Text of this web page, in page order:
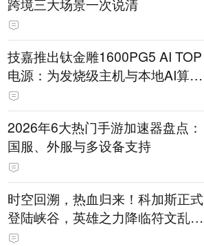
技嘉推出钛金雕1600PG5 AI TOP
电源：为发烧级主机与本地AI算力
打造旗舰供电方案
2026年6大热门手游加速器盘点：
国服、外服与多设备支持
时空回溯，热血归来！科加斯正式
登陆峡谷，英雄之力降临符文乱
斗！